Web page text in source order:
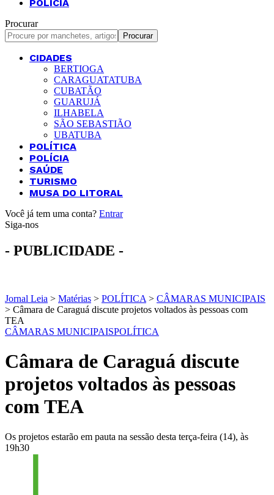
POLÍCIA
Procurar
CIDADES
BERTIOGA
CARAGUATATUBA
CUBATÃO
GUARUJÁ
ILHABELA
SÃO SEBASTIÃO
UBATUBA
POLÍTICA
POLÍCIA
SAÚDE
TURISMO
MUSA DO LITORAL
Você já tem uma conta? Entrar
Siga-nos
- PUBLICIDADE -
Jornal Leia > Matérias > POLÍTICA > CÂMARAS MUNICIPAIS
> Câmara de Caraguá discute projetos voltados às pessoas com
TEA
CÂMARAS MUNICIPAISPOLÍTICA
Câmara de Caraguá discute
projetos voltados às pessoas
com TEA
Os projetos estarão em pauta na sessão desta terça-feira (14), às
19h30